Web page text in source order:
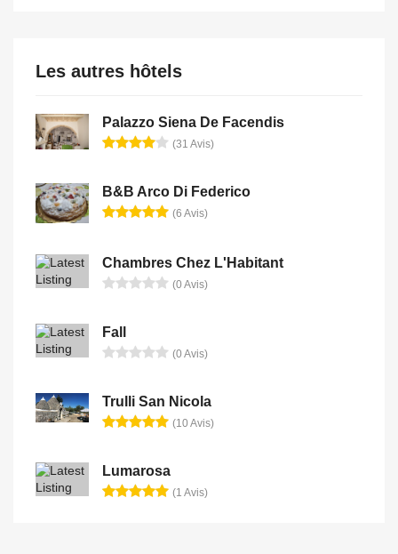
Les autres hôtels
Palazzo Siena De Facendis
(31 Avis)
B&B Arco Di Federico
(6 Avis)
Chambres Chez L'Habitant
(0 Avis)
Fall
(0 Avis)
Trulli San Nicola
(10 Avis)
Lumarosa
(1 Avis)